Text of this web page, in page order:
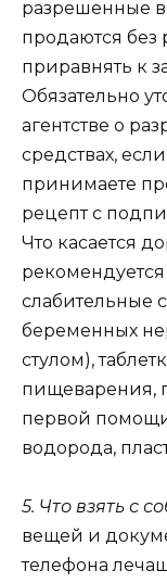
разрешенные в
продаются без
приравнять к
Обязательно
агентстве о
средствах,
принимаете
рецепт с
Что касается
слабительные
беременных
стулом),
пищеварения,
первой помощи
водорода,
5. Что взять с
вещей и
телефона